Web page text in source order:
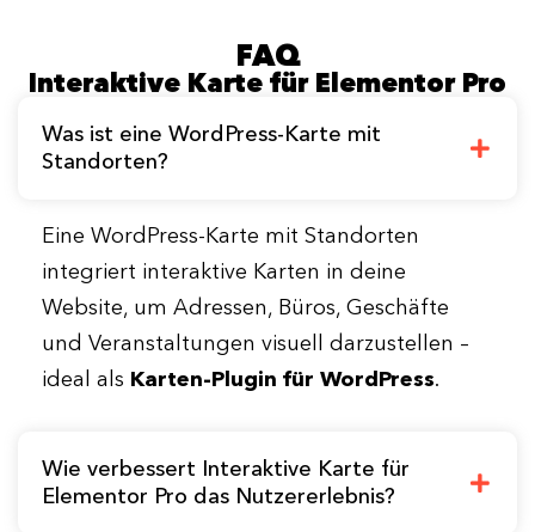
FAQ
Interaktive Karte für Elementor Pro
Was ist eine WordPress-Karte mit
Standorten?
Eine WordPress-Karte mit Standorten
integriert interaktive Karten in deine
Website, um Adressen, Büros, Geschäfte
und Veranstaltungen visuell darzustellen –
ideal als Karten-Plugin für WordPress.
Wie verbessert Interaktive Karte für
Elementor Pro das Nutzererlebnis?